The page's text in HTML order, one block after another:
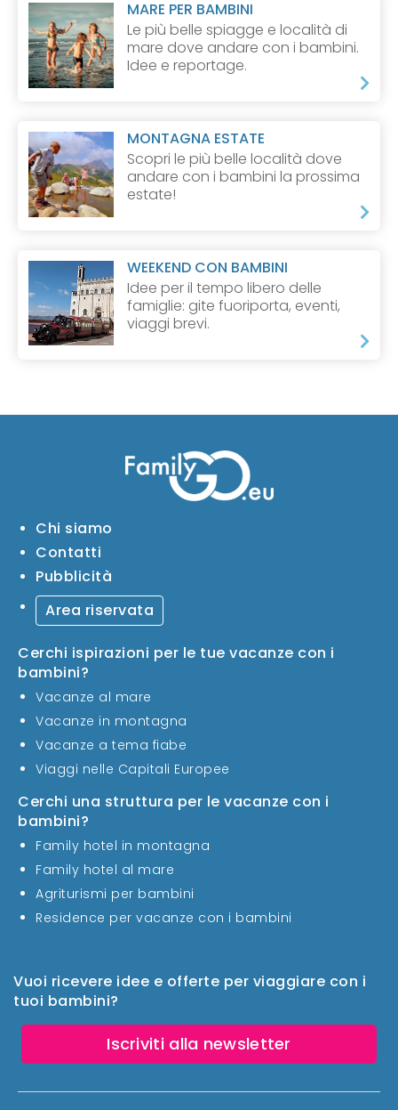
MARE PER BAMBINI
Le più belle spiagge e località di
mare dove andare con i bambini.
Idee e reportage.
MONTAGNA ESTATE
Scopri le più belle località dove
andare con i bambini la prossima
estate!
WEEKEND CON BAMBINI
Idee per il tempo libero delle
famiglie: gite fuoriporta, eventi,
viaggi brevi.
Vuoi ricevere idee e offerte per viaggiare con i
tuoi bambini?
Iscriviti alla newsletter
Chi siamo
Contatti
Pubblicità
Area riservata
Cerchi ispirazioni per le tue vacanze con i
bambini?
Vacanze al mare
Vacanze in montagna
Vacanze a tema fiabe
Viaggi nelle Capitali Europee
Cerchi una struttura per le vacanze con i
bambini?
Family hotel in montagna
Family hotel al mare
Agriturismi per bambini
Residence per vacanze con i bambini